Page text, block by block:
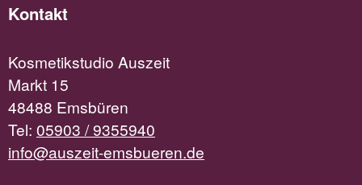
Kontakt
Kosmetikstudio Auszeit
Markt 15
48488 Emsbüren
Tel: 05903 / 9355940
info@auszeit-emsbueren.de